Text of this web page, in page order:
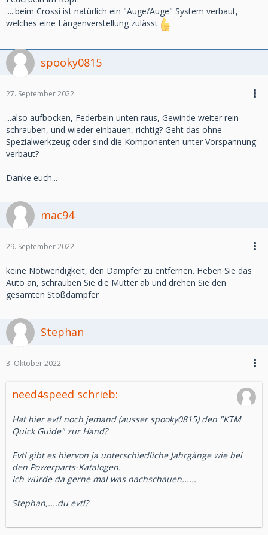
.....beim Crossi ist natürlich ein "Auge/Auge" System verbaut,
welches eine Längenverstellung zulässt
spooky0815
27. September 2022
...also aufbocken, Federbein unten raus, Gewinde weiter rein
schrauben, und wieder einbauen, richtig? Geht das ohne
Spezialwerkzeug oder sind die Komponenten unter Vorspannung
verbaut?
Danke euch...
mac94
29. September 2022
keine Notwendigkeit, den Dämpfer zu entfernen. Heben Sie das
Auto an, schrauben Sie die Mutter ab und drehen Sie den
gesamten Stoßdämpfer
Stephan
3. Oktober 2022
need4speed schrieb:
Hat hier evtl noch jemand (ausser spooky0815) den "KTM
Quick Guide" zur Hand?
Evtl gibt es hiervon ja unterschiedliche Jahrgänge wie bei
den Powerparts-Katalogen.
Ich würde da gerne mal was nachschauen......
Stephan,....du evtl?